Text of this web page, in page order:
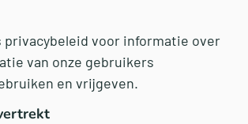
privacybeleid voor informatie over
van onze gebruikers
en vrijgeven.